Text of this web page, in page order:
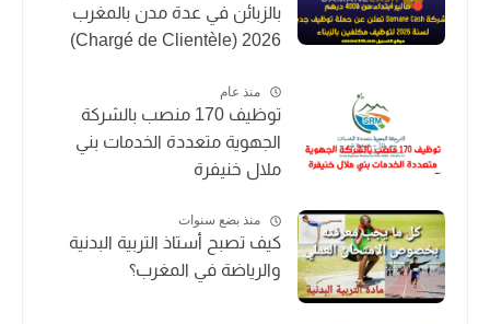
بالزبائن في عدة مدن بالمغرب
2026 (Chargé de Clientèle)
منذ عام
توظيف 170 منصب بالشركة
الجهوية متعددة الخدمات بني
ملال خنيفرة
منذ بضع سنوات
كيف تصبح أستاذ التربية البدنية
والرياضة في المغرب؟